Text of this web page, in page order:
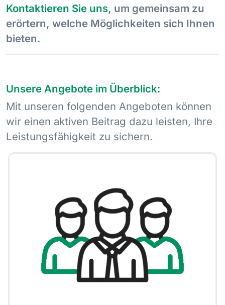
Kontaktieren Sie uns, um gemeinsam zu
erörtern, welche Möglichkeiten sich Ihnen
bieten.
Unsere Angebote im Überblick:
Mit unseren folgenden Angeboten können
wir einen aktiven Beitrag dazu leisten, Ihre
Leistungsfähigkeit zu sichern.